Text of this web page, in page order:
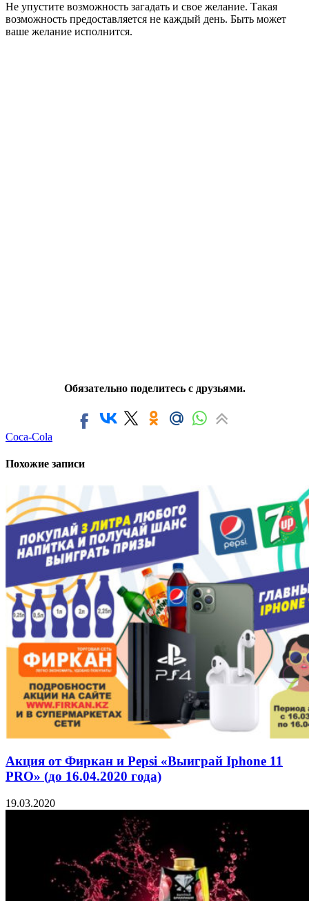
Не упустите возможность загадать и свое желание. Такая
возможность предоставляется не каждый день. Быть может
ваше желание исполнится.
Обязательно поделитесь с друзьями.
Coca-Cola
Похожие записи
Акция от Фиркан и Pepsi «Выиграй Iphone 11
PRO» (до 16.04.2020 года)
19.03.2020